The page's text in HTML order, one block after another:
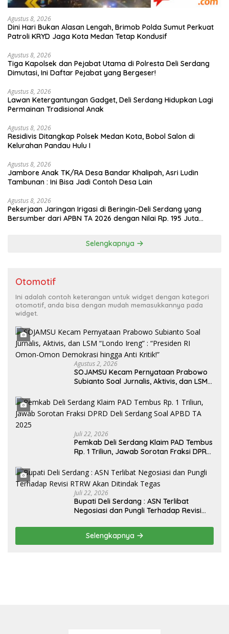
Agustus 8, 2026
Dini Hari Bukan Alasan Lengah, Brimob Polda Sumut Perkuat
Patroli KRYD Jaga Kota Medan Tetap Kondusif
Agustus 8, 2026
Tiga Kapolsek dan Pejabat Utama di Polresta Deli Serdang
Dimutasi, Ini Daftar Pejabat yang Bergeser!
Agustus 8, 2026
Lawan Ketergantungan Gadget, Deli Serdang Hidupkan Lagi
Permainan Tradisional Anak
Agustus 8, 2026
Residivis Ditangkap Polsek Medan Kota, Bobol Salon di
Kelurahan Pandau Hulu I
Agustus 8, 2026
Jambore Anak TK/RA Desa Bandar Khalipah, Asri Ludin
Tambunan : Ini Bisa Jadi Contoh Desa Lain
Agustus 8, 2026
Pekerjaan Jaringan Irigasi di Beringin-Deli Serdang yang
Bersumber dari APBN TA 2026 dengan Nilai Rp. 195 Juta
Selengkapnya
Otomotif
Ini adalah contoh keterangan untuk widget dengan kategori
otomotif, anda bisa dengan mudah memasukkannya pada
widget.
Agustus 2, 2026
SOJAMSU Kecam Pernyataan Prabowo
Subianto Soal Jurnalis, Aktivis, dan LSM
Omon Demokrasi hingga Anti Kritik!”
Juli 22, 2026
Pemkab Deli Serdang Klaim PAD Tembus
Rp. 1 Triliun, Jawab Sorotan Fraksi DPRD
Juli 22, 2026
Bupati Deli Serdang : ASN Terlibat
Negosiasi dan Pungli Terhadap Revisi
Selengkapnya